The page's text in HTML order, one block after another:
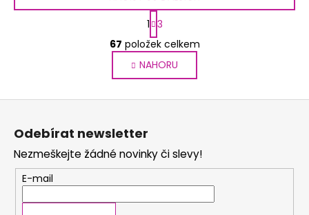
O
v
l
á
d
p
r
v
k
S
t
r
á
n
k
o
í
1 3
67 položek celkem
NAHORU
Odebírat newsletter
Nezmeškejte žádné novinky či slevy!
E-mail